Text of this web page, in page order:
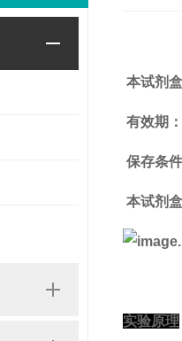
本试剂
有效期
保存条
本试剂
实验原理